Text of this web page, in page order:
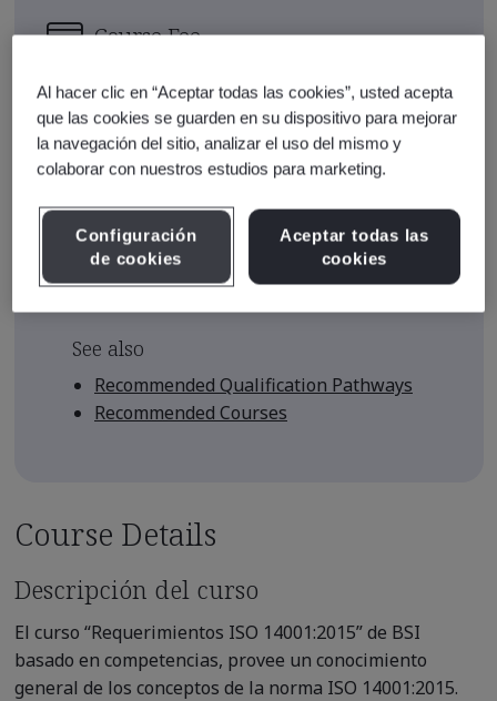
Course Fee
Early Bird Price*
USD $700.00
There are no upcoming classes
scheduled.
See also
Recommended Qualification Pathways
Recommended Courses
Course Details
Descripción del curso
El curso “Requerimientos ISO 14001:2015” de BSI
basado en competencias, provee un conocimiento
general de los conceptos de la norma ISO 14001:2015.
Al hacer clic en “Aceptar todas las cookies”, usted acepta
que las cookies se guarden en su dispositivo para mejorar
la navegación del sitio, analizar el uso del mismo y
colaborar con nuestros estudios para marketing.
Configuración
de cookies
Aceptar todas las
cookies